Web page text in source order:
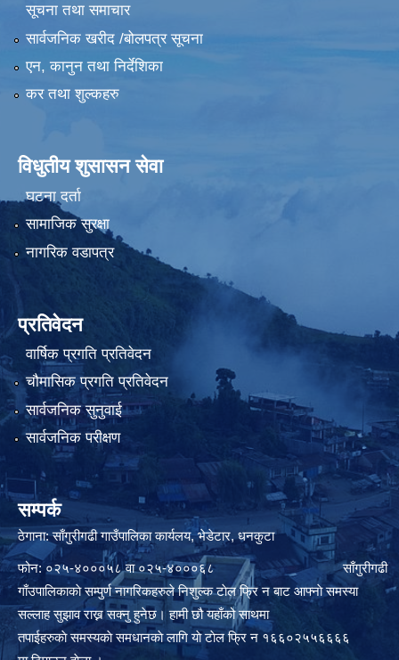
सूचना तथा समाचार
सार्वजनिक खरीद /बोलपत्र सूचना
एन, कानुन तथा निर्देशिका
कर तथा शुल्कहरु
विधुतीय शुसासन सेवा
घटना दर्ता
सामाजिक सुरक्षा
नागरिक वडापत्र
प्रतिवेदन
वार्षिक प्रगति प्रतिवेदन
चौमासिक प्रगति प्रतिवेदन
सार्वजनिक सुनुवाई
सार्वजनिक परीक्षण
सम्पर्क
ठेगाना: साँगुरीगढी गाउँपालिका कार्यलय, भेडेटार, धनकुटा
फोन: ०२५-४०००५८ वा ०२५-४०००६८ साँगुरीगढी
गाँउपालिकाकाे सम्पुर्ण नागरिकहरुले निशुल्क टाेल फ्रि न बाट आफ्नाे समस्या
सल्लाह सुझाव राख्न सक्नु हुनेछ। हामी छौ यहाँको साथमा
तपाईहरुकाे समस्यकाे समधानकाे लागि याे टाेल फ्रि न १६६०२५५६६६६